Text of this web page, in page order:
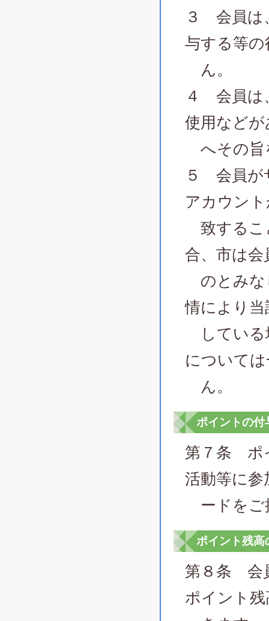
３ 会員は
与する等
ん。
４ 会員は
使用など
へその旨
５ 会員が
アカウン
致するこ
合、市は
のとみな
情により当
している
について
ん。
ポイントの付
第７条 ポ
活動等に
ードをご
ポイント残高
第８条 会
ポイント